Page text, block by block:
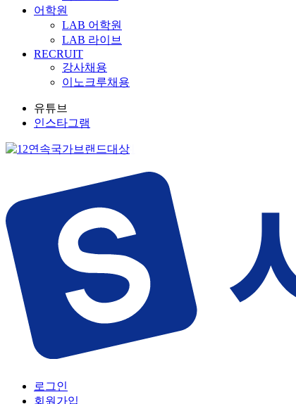
어학원
LAB 어학원
LAB 라이브
RECRUIT
강사채용
이노크루채용
유튜브
인스타그램
로그인
회원가입